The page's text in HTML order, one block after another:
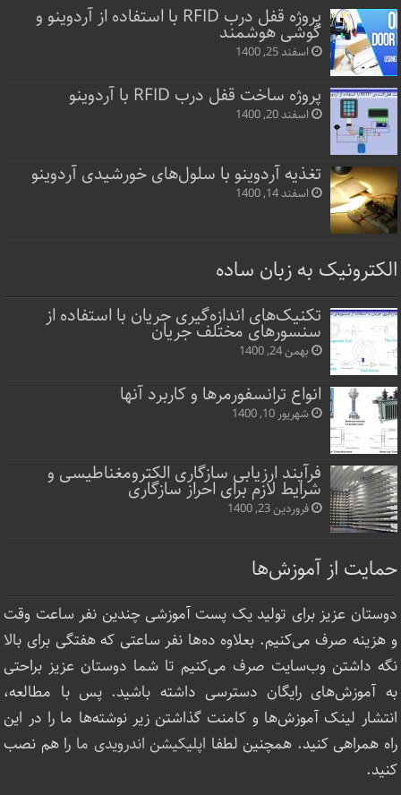
پروژه قفل‌ درب RFID با استفاده از آردوینو و
گوشی هوشمند
اسفند 25, 1400
پروژه ساخت قفل‌ درب RFID با آردوینو
اسفند 20, 1400
تغذیه آردوینو با سلول‌های خورشیدی آردوینو
اسفند 14, 1400
الکترونیک به زبان ساده
تکنیک‌های اندازه‌گیری جریان با استفاده از
سنسورهای مختلف جریان
بهمن 24, 1400
انواع ترانسفورمرها و کاربرد آنها
شهریور 10, 1400
فرآیند ارزیابی سازگاری الکترومغناطیسی و
شرایط لازم برای احراز سازگاری
فروردین 23, 1400
حمایت از آموزش‌ها
دوستان عزیز برای تولید یک پست آموزشی چندین نفر ساعت‌ وقت
و هزینه صرف می‌کنیم. بعلاوه ده‌ها نفر ساعتی که هفتگی برای بالا
نگه داشتن وب‌سایت صرف ‌می‌کنیم تا شما دوستان عزیز براحتی
به آموزش‌های رایگان دسترسی داشته باشید. پس با مطالعه،
انتشار لینک‌ آموزش‌ها و کامنت گذاشتن زیر نوشته‌‌ها ما را در این
راه همراهی کنید. همچنین لطفا اپلیکیشن اندرویدی ما را هم نصب
کنید.